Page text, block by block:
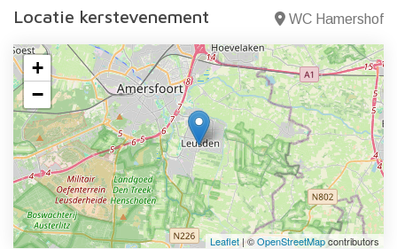
Locatie kerstevenement WC Hamershof
+
−
Leaflet| ©OpenStreetMapcontributors